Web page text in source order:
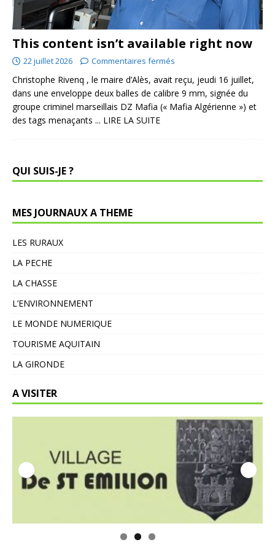
This content isn’t available right now
22 juillet 2026 Commentaires fermés
Christophe Rivenq , le maire d’Alès, avait reçu, jeudi 16 juillet,
dans une enveloppe deux balles de calibre 9 mm, signée du
groupe criminel marseillais DZ Mafia (« Mafia Algérienne ») et
des tags menaçants ... LIRE LA SUITE
QUI SUIS-JE ?
MES JOURNAUX A THEME
LES RURAUX
LA PECHE
LA CHASSE
L’ENVIRONNEMENT
LE MONDE NUMERIQUE
TOURISME AQUITAIN
LA GIRONDE
A VISITER